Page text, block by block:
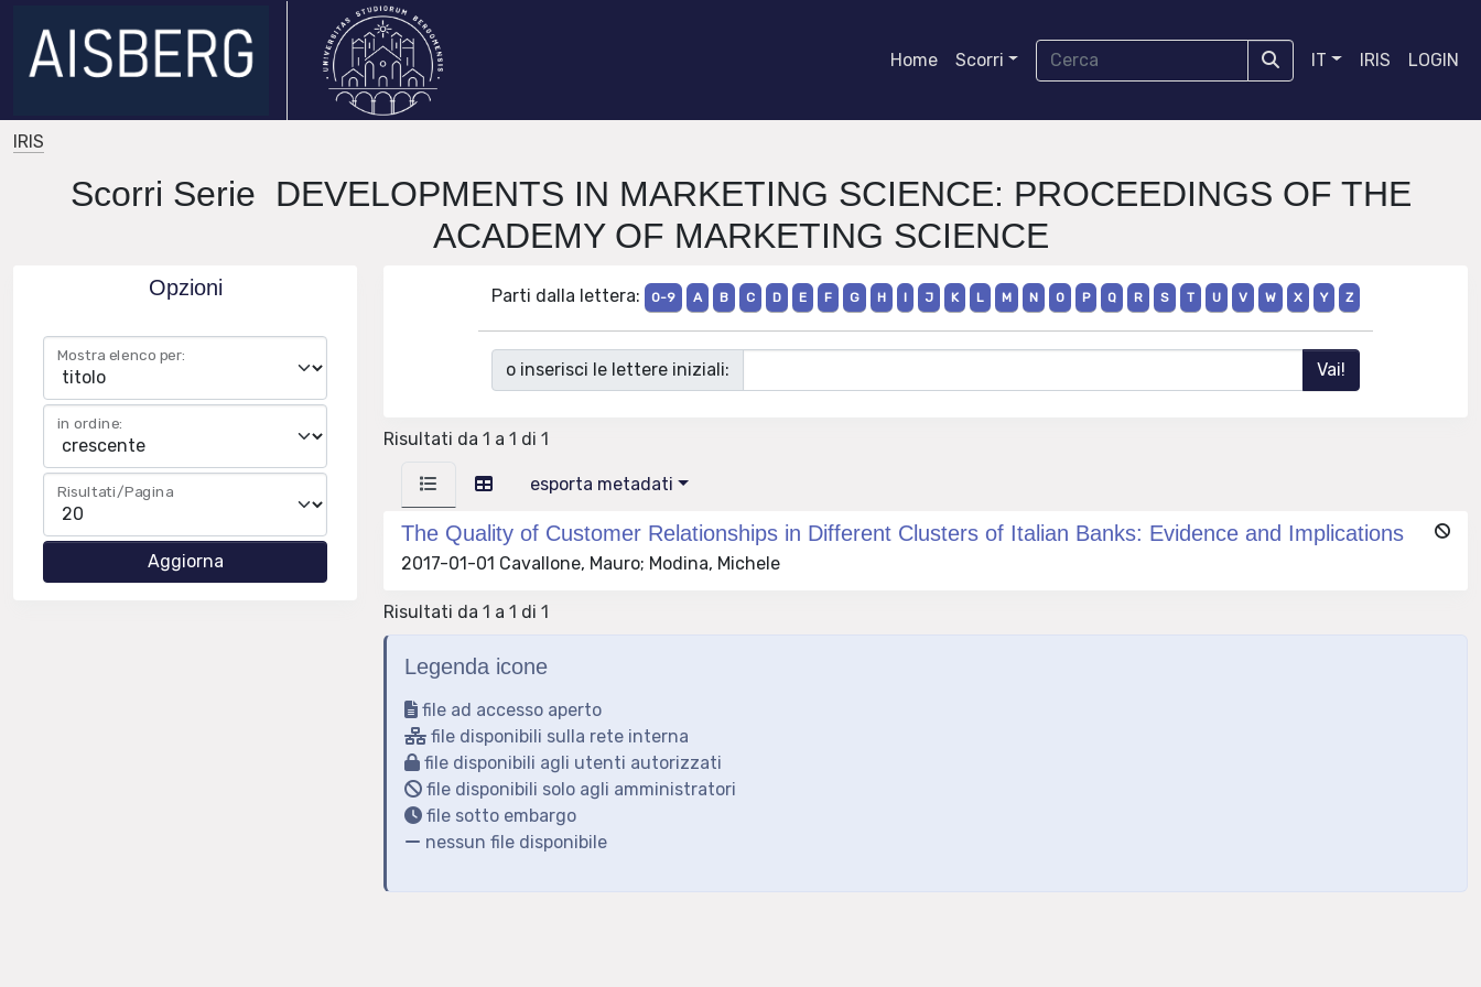
Home Scorri IT IRIS LOGIN
IRIS
Scorri Serie DEVELOPMENTS IN MARKETING SCIENCE: PROCEEDINGS OF THE
ACADEMY OF MARKETING SCIENCE
Opzioni
Mostra elenco per:
in ordine:
Risultati/Pagina
Parti dalla lettera: 0-9 A B C D E F G H I J K L M N O P Q R S T U V W X Y Z
o inserisci le lettere iniziali:
Risultati da 1 a 1 di 1
esporta metadati
The Quality of Customer Relationships in Different Clusters of Italian Banks: Evidence and Implications
2017-01-01 Cavallone, Mauro; Modina, Michele
Risultati da 1 a 1 di 1
Legenda icone
file ad accesso aperto
file disponibili sulla rete interna
file disponibili agli utenti autorizzati
file disponibili solo agli amministratori
file sotto embargo
nessun file disponibile